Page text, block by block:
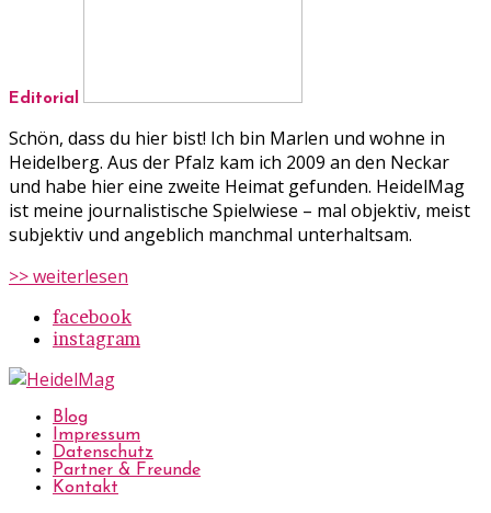
Editorial
Schön, dass du hier bist! Ich bin Marlen und wohne in
Heidelberg. Aus der Pfalz kam ich 2009 an den Neckar
und habe hier eine zweite Heimat gefunden. HeidelMag
ist meine journalistische Spielwiese – mal objektiv, meist
subjektiv und angeblich manchmal unterhaltsam.
>> weiterlesen
facebook
instagram
Blog
Impressum
Datenschutz
Partner & Freunde
Kontakt